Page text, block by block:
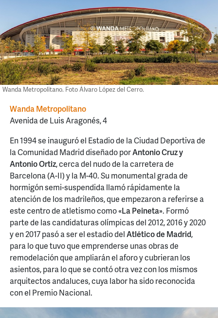
Wanda Metropolitano. Foto Álvaro López del Cerro.
Wanda Metropolitano
Avenida de Luis Aragonés, 4
En 1994 se inauguró el Estadio de la Ciudad Deportiva de
la Comunidad Madrid diseñado porAntonio Cruz y
Antonio Ortiz, cerca del nudo de la carretera de
Barcelona (A-II) y la M-40. Su monumental grada de
hormigón semi-suspendida llamó rápidamente la
atención de los madrileños, que empezaron a referirse a
este centro de atletismo como«La Peineta». Formó
parte de las candidaturas olímpicas del 2012, 2016 y 2020
y en 2017 pasó a ser el estadio delAtlético de Madrid,
para lo que tuvo que emprenderse unas obras de
remodelación que ampliarán el aforo y cubrieran los
asientos, para lo que se contó otra vez con los mismos
arquitectos andaluces, cuya labor ha sido reconocida
con el Premio Nacional.